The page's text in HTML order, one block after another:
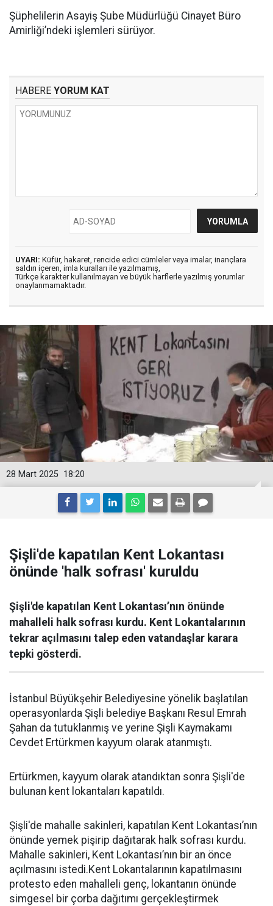
Şüphelilerin Asayiş Şube Müdürlüğü Cinayet Büro
Amirliği’ndeki işlemleri sürüyor.
HABERE YORUM KAT
UYARI: Küfür, hakaret, rencide edici cümleler veya imalar, inançlara
saldırı içeren, imla kuralları ile yazılmamış,
Türkçe karakter kullanılmayan ve büyük harflerle yazılmış yorumlar
onaylanmamaktadır.
18:20
28 Mart 2025
Şişli'de kapatılan Kent Lokantası
önünde 'halk sofrası' kuruldu
Şişli'de kapatılan Kent Lokantası’nın önünde
mahalleli halk sofrası kurdu. Kent Lokantalarının
tekrar açılmasını talep eden vatandaşlar karara
tepki gösterdi.
İstanbul Büyükşehir Belediyesine yönelik başlatılan
operasyonlarda Şişli belediye Başkanı Resul Emrah
Şahan da tutuklanmış ve yerine Şişli Kaymakamı
Cevdet Ertürkmen kayyum olarak atanmıştı.
Ertürkmen, kayyum olarak atandıktan sonra Şişli'de
bulunan kent lokantaları kapatıldı.
Şişli'de mahalle sakinleri, kapatılan Kent Lokantası’nın
önünde yemek pişirip dağıtarak halk sofrası kurdu.
Mahalle sakinleri, Kent Lokantası’nın bir an önce
açılmasını istedi.Kent Lokantalarının kapatılmasını
protesto eden mahalleli genç, lokantanın önünde
simgesel bir çorba dağıtımı gerçekleştirmek